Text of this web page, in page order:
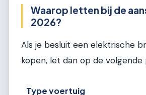
Waarop letten bij de
2026?
Als je besluit een elektrische
kopen, let dan op de volgende
Type voertuig